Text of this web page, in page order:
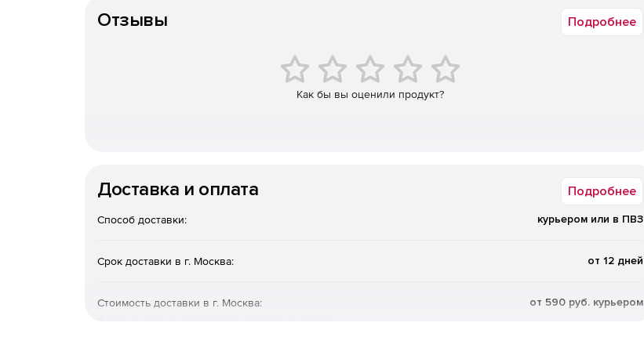
Отзывы Подробнее
Как бы вы оценили продукт?
Доставка и оплата Подробнее
Способ доставки: курьером или в ПВЗ
Срок доставки в г. Москва: от 12 дней
Стоимость доставки в г. Москва: от 590 руб. курьером